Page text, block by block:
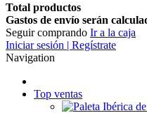
Total productos
Gastos de envío serán
Seguir comprando Ir a la caja
Iniciar sesión | Regístrate
Navigation
Top ventas